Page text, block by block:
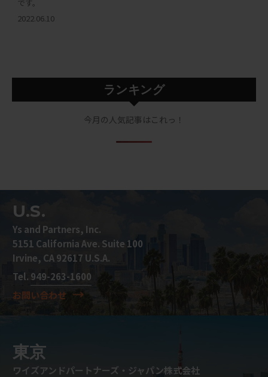
です。
2022.06.10
ランキング
今月の人気記事はこれっ！
U.S.
Ys and Partners, Inc.
5151 California Ave. Suite 100
Irvine, CA 92617 U.S.A.
Tel. 949-263-1600
お問い合わせ
東京
ワイズアンドパートナーズ・ジャパン株式会社